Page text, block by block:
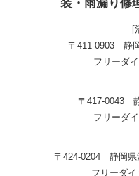
装・雨漏り修
[
〒411-0903 静
フリーダ
〒417-0043
フリーダ
〒424-0204 静岡県
フリーダ